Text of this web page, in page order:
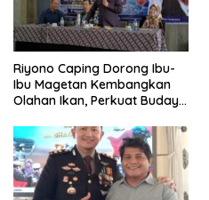
Riyono Caping Dorong Ibu-
Ibu Magetan Kembangkan
Olahan Ikan, Perkuat Budaya